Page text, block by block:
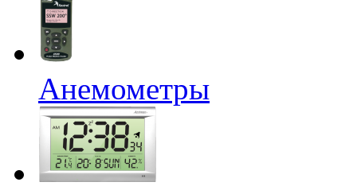
Анемометры